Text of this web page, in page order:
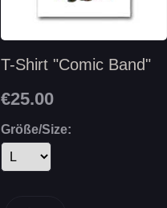
T-Shirt "Comic Band"
€25.00
Größe/Size: